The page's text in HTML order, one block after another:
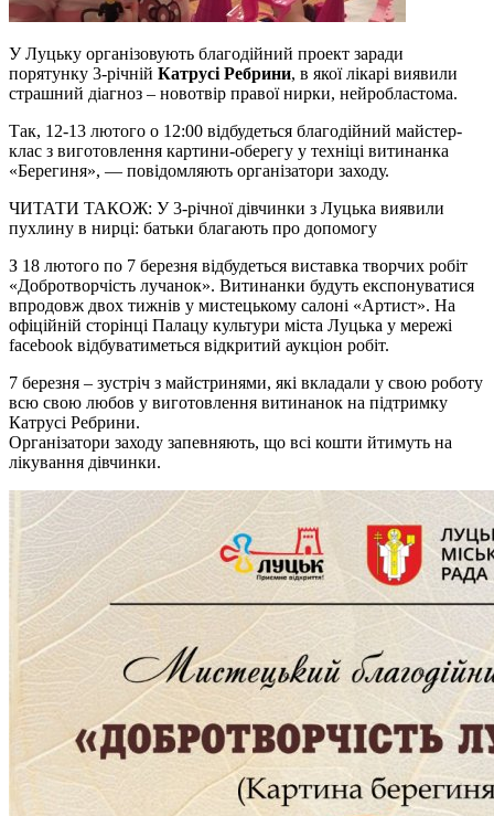
У Луцьку організовують благодійний проект заради
порятунку 3-річній Катрусі Ребрини, в якої лікарі виявили
страшний діагноз – новотвір правої нирки, нейробластома.
Так, 12-13 лютого о 12:00 відбудеться благодійний майстер-
клас з виготовлення картини-оберегу у техніці витинанка
«Берегиня», — повідомляють організатори заходу.
ЧИТАТИ ТАКОЖ: У 3-річної дівчинки з Луцька виявили
пухлину в нирці: батьки благають про допомогу
З 18 лютого по 7 березня відбудеться виставка творчих робіт
«Добротворчість лучанок». Витинанки будуть експонуватися
впродовж двох тижнів у мистецькому салоні «Артист». На
офіційній сторінці Палацу культури міста Луцька у мережі
facebook відбуватиметься відкритий аукціон робіт.
7 березня – зустріч з майстринями, які вкладали у свою роботу
всю свою любов у виготовлення витинанок на підтримку
Катрусі Ребрини.
Організатори заходу запевняють, що всі кошти йтимуть на
лікування дівчинки.